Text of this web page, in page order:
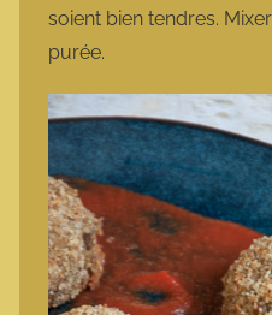
soient bien tendres.
purée.